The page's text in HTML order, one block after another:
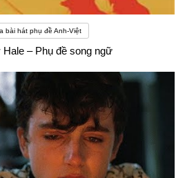
bài hát phụ đề Anh-Việt
– Phụ đề song ngữ